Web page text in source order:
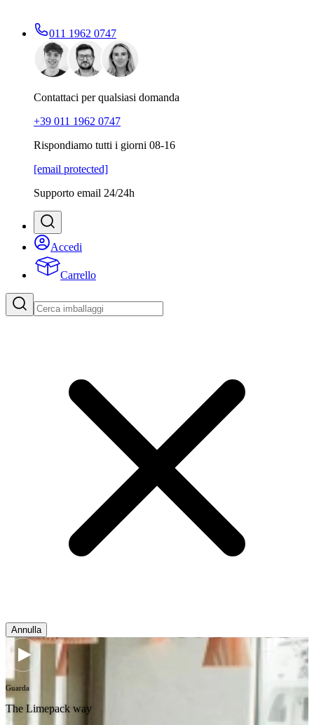
011 1962 0747
Contattaci per qualsiasi domanda
+39 011 1962 0747
Rispondiamo tutti i giorni 08-16
[email protected]
Supporto email 24/24h
Accedi
Carrello
Annulla
Guarda
The Limepack way